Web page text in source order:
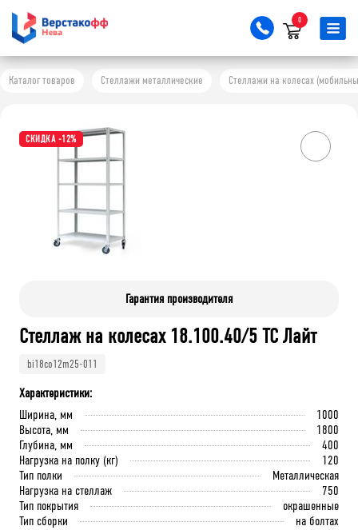
0
Каталог товаров Стеллажи металлические Стеллажи на колесах
СКИДКА -12%
Гарантия производителя
Стеллаж на колесах 18.100.40/5 ТС Лайт
bi18co12m25-011
Характеристики:
Ширина, мм
1000
Высота, мм
1800
Глубина, мм
400
Нагрузка на полку (кг)
120
Тип полки
Металлическая
Нагрузка на стеллаж
750
Тип покрытия
окрашенные
Тип сборки
на болтах